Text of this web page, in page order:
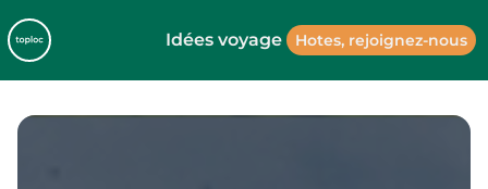
Idées voyage Hotes, rejoignez-nous